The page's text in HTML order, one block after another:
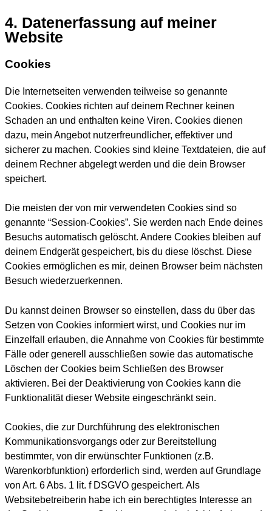
4. Datenerfassung auf meiner
Website
Cookies
Die Internetseiten verwenden teilweise so genannte
Cookies. Cookies richten auf deinem Rechner keinen
Schaden an und enthalten keine Viren. Cookies dienen
dazu, mein Angebot nutzerfreundlicher, effektiver und
sicherer zu machen. Cookies sind kleine Textdateien, die auf
deinem Rechner abgelegt werden und die dein Browser
speichert.
Die meisten der von mir verwendeten Cookies sind so
genannte “Session-Cookies”. Sie werden nach Ende deines
Besuchs automatisch gelöscht. Andere Cookies bleiben auf
deinem Endgerät gespeichert, bis du diese löschst. Diese
Cookies ermöglichen es mir, deinen Browser beim nächsten
Besuch wiederzuerkennen.
Du kannst deinen Browser so einstellen, dass du über das
Setzen von Cookies informiert wirst, und Cookies nur im
Einzelfall erlauben, die Annahme von Cookies für bestimmte
Fälle oder generell ausschließen sowie das automatische
Löschen der Cookies beim Schließen des Browser
aktivieren. Bei der Deaktivierung von Cookies kann die
Funktionalität dieser Website eingeschränkt sein.
Cookies, die zur Durchführung des elektronischen
Kommunikationsvorgangs oder zur Bereitstellung
bestimmter, von dir erwünschter Funktionen (z.B.
Warenkorbfunktion) erforderlich sind, werden auf Grundlage
von Art. 6 Abs. 1 lit. f DSGVO gespeichert. Als
Websitebetreiberin habe ich ein berechtigtes Interesse an